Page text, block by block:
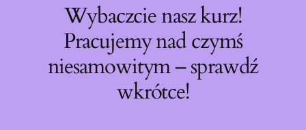
Wybaczcie nasz kurz!
Pracujemy nad czymś
niesamowitym – sprawdź
wkrótce!